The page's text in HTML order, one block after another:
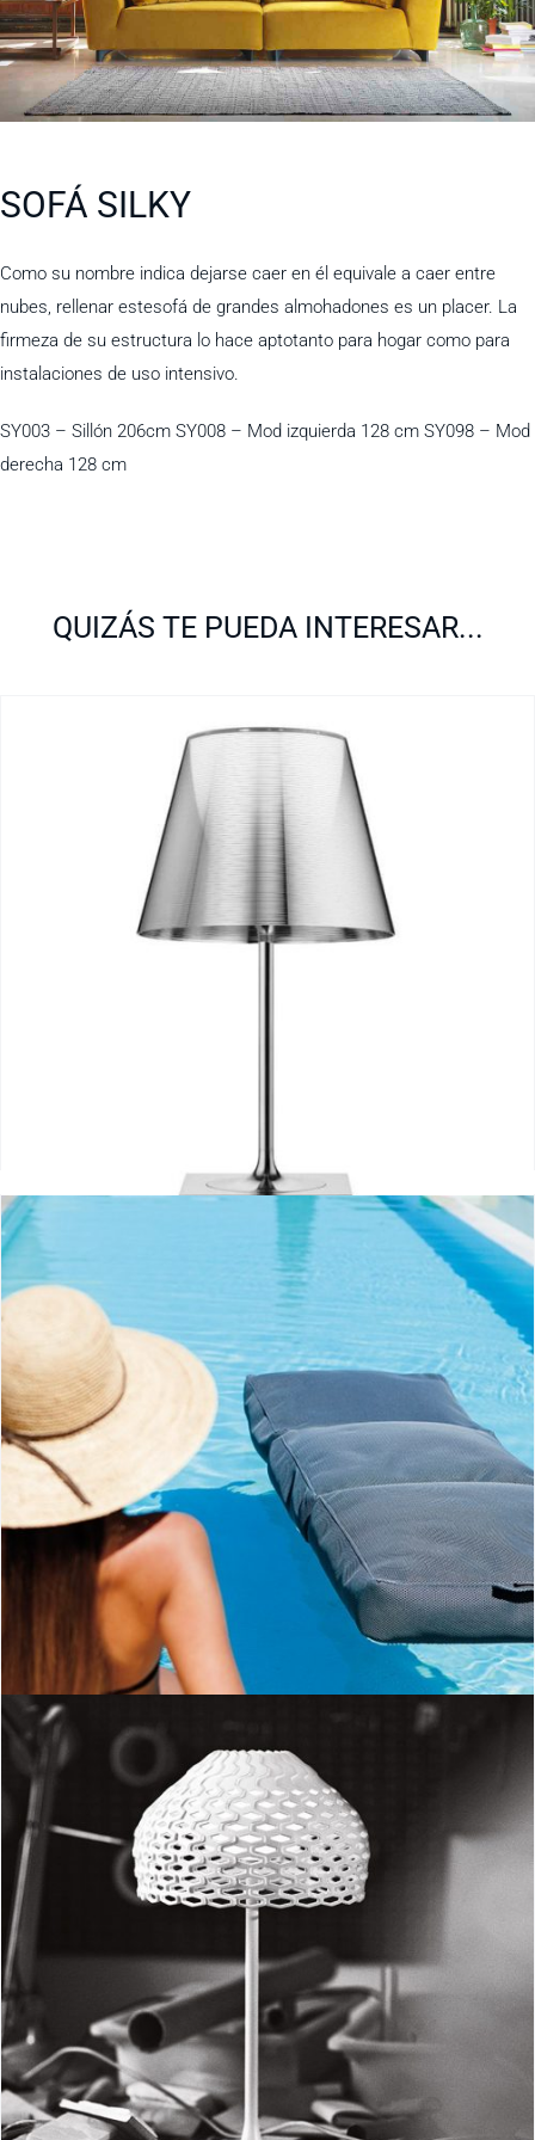
SOFÁ SILKY
Como su nombre indica dejarse caer en él equivale a caer entre
nubes, rellenar estesofá de grandes almohadones es un placer. La
firmeza de su estructura lo hace aptotanto para hogar como para
instalaciones de uso intensivo.
SY003 – Sillón 206cm SY008 – Mod izquierda 128 cm SY098 – Mod
derecha 128 cm
QUIZÁS TE PUEDA INTERESAR...